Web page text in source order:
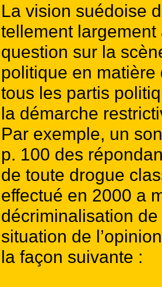
La vision suédoise
tellement largement
question sur la
politique en
tous les partis
la démarche
Par exemple, un
p. 100 des
de toute drogue
effectué en 2000 a
décriminalisation
situation de
la façon suivante :